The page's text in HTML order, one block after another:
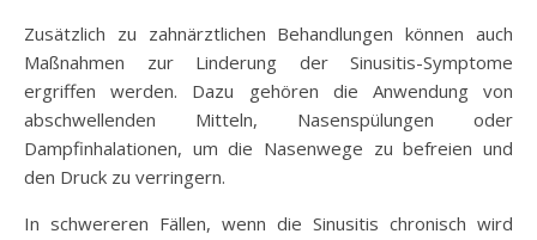
Zusätzlich zu zahnärztlichen Behandlungen können auch
Maßnahmen zur Linderung der Sinusitis-Symptome
ergriffen werden. Dazu gehören die Anwendung von
abschwellenden Mitteln, Nasenspülungen oder
Dampfinhalationen, um die Nasenwege zu befreien und
den Druck zu verringern.
In schwereren Fällen, wenn die Sinusitis chronisch wird